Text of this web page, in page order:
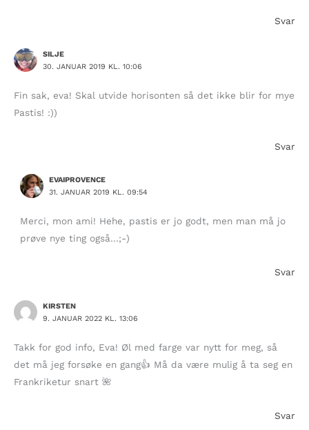
Svar
SILJE
30. JANUAR 2019 KL. 10:06
Fin sak, eva! Skal utvide horisonten så det ikke blir for mye
Pastis! :))
Svar
EVAIPROVENCE
31. JANUAR 2019 KL. 09:54
Merci, mon ami! Hehe, pastis er jo godt, men man må jo
prøve nye ting også…;-)
Svar
KIRSTEN
9. JANUAR 2022 KL. 13:06
Takk for god info, Eva! Øl med farge var nytt for meg, så
det må jeg forsøke en gang👍 Må da være mulig å ta seg en
Frankriketur snart 🌺
Svar